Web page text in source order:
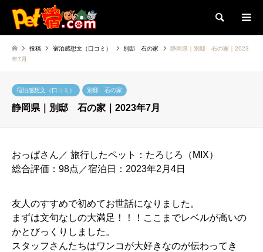
検索
投稿 宿泊感想文（口コミ） 別邸 石の家
静岡県｜別邸 石の家｜2023
年7月
宿泊感想文（口コミ） 別邸 石の家
静岡県｜別邸 石の家｜2023年7月
おっぱさん／ 旅行したペット：たろじろ（MIX）
総合評価：98点／宿泊日：2023年2月4日
友人のすすめで初めてお世話になりました。
まずは文句なしの大満足！！！ここまでレベルが高いの
かとびっくりしました。
スタッフさんたちはワンコが大好きなのが伝わってき